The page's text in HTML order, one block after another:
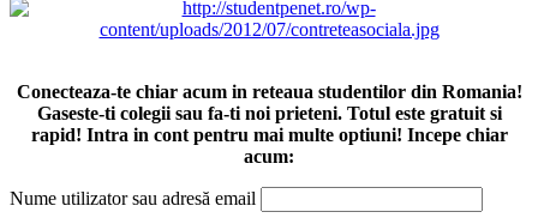
Conecteaza-te chiar acum in reteaua studentilor din Romania!
Gaseste-ti colegii sau fa-ti noi prieteni. Totul este gratuit si
rapid! Intra in cont pentru mai multe optiuni! Incepe chiar
acum:
Nume utilizator sau adresă email